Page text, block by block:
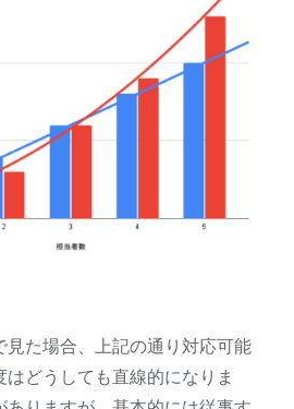
見た場合、上記の通り対応可能
どうしても直線的になりま